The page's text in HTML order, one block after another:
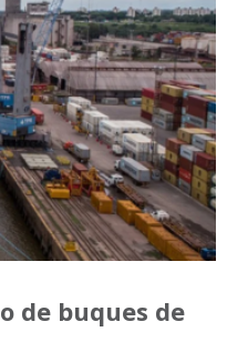
de buques de